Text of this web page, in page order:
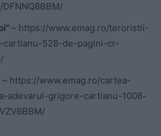
– https://www.emag.ro/teroristii-
528-de-pagini-cr-
– https://www.emag.ro/cartea-
adevarul-grigore-cartianu-1008-